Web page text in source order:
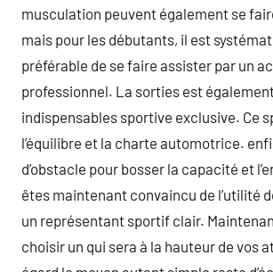
musculation peuvent également se
mais pour les débutants, il est
préférable de se faire assister par un
professionnel. La sorties est
indispensables sportive exclusive. Ce
l’équilibre et la charte automotrice.
d’obstacle pour bosser la capacité et
êtes maintenant convaincu de l’utilité
un représentant sportif clair.
choisir un qui sera à la hauteur de vos